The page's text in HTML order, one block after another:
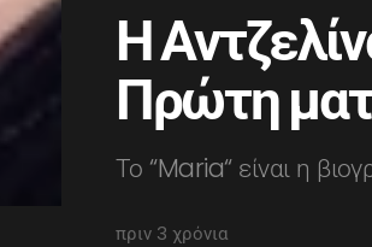
Η
Πρώτη
Το “Maria“ είναι η
πριν 3 χρόνια